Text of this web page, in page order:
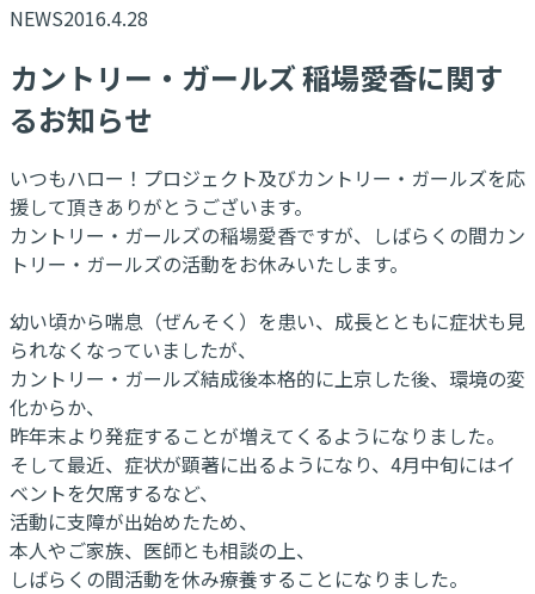
NEWS2016.4.28
カントリー・ガールズ 稲場愛香に関す
るお知らせ
いつもハロー！プロジェクト及びカントリー・ガールズを応
援して頂きありがとうございます。
カントリー・ガールズの稲場愛香ですが、しばらくの間カン
トリー・ガールズの活動をお休みいたします。
幼い頃から喘息（ぜんそく）を患い、成長とともに症状も見
られなくなっていましたが、
カントリー・ガールズ結成後本格的に上京した後、環境の変
化からか、
昨年末より発症することが増えてくるようになりました。
そして最近、症状が顕著に出るようになり、4月中旬にはイ
ベントを欠席するなど、
活動に支障が出始めたため、
本人やご家族、医師とも相談の上、
しばらくの間活動を休み療養することになりました。